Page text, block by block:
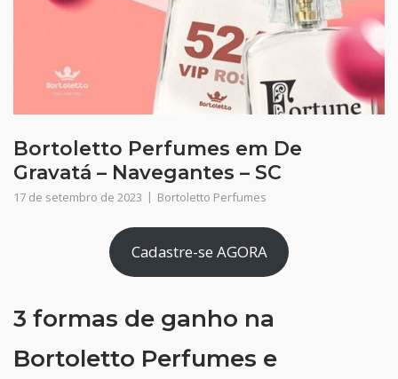
Bortoletto Perfumes em De
Gravatá – Navegantes – SC
17 de setembro de 2023 Bortoletto Perfumes
Cadastre-se AGORA
3 formas de ganho na
Bortoletto Perfumes e